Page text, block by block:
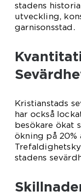
stadens
utveckling,
garnisonsstad.
Kristianstads
har också
besökare ökat
ökning på 20%
stadens